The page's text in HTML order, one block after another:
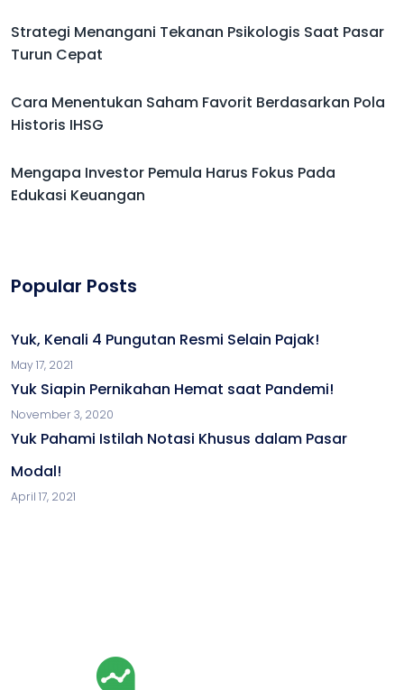
Strategi Menangani Tekanan Psikologis Saat Pasar
Turun Cepat
Cara Menentukan Saham Favorit Berdasarkan Pola
Historis IHSG
Mengapa Investor Pemula Harus Fokus Pada
Edukasi Keuangan
Popular Posts
Yuk, Kenali 4 Pungutan Resmi Selain Pajak!
May 17, 2021
Yuk Siapin Pernikahan Hemat saat Pandemi!
November 3, 2020
Yuk Pahami Istilah Notasi Khusus dalam Pasar
Modal!
April 17, 2021